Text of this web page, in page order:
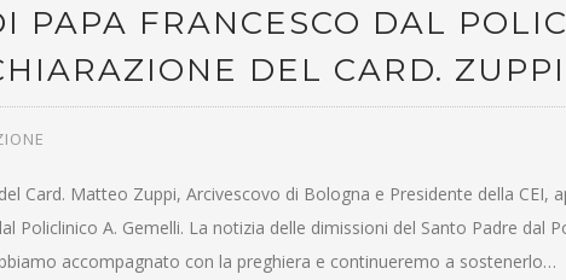
PAPA FRANCESCO DAL
DEL CARD. ZUPPI
Card. Matteo Zuppi, Arcivescovo di Bologna e Presidente della CEI,
Policlinico A. Gemelli. La notizia delle dimissioni del Santo Padre dal
accompagnato con la preghiera e continueremo a sostenerlo…